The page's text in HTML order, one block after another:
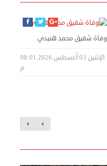
وفاة شقيق محمد هنيدي
الإثنين 03 أغسطس 2026 08:01
م